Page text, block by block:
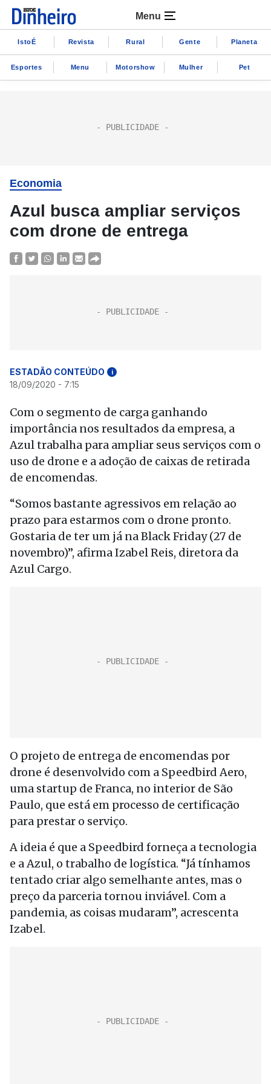
Menu
IstoÉ Revista Rural Gente Planeta
Esportes Menu Motorshow Mulher Pet
Economia
Azul busca ampliar serviços
com drone de entrega
ESTADÃO CONTEÚDO i
18/09/2020 - 7:15
Com o segmento de carga ganhando
importância nos resultados da empresa, a
Azul trabalha para ampliar seus serviços com o
uso de drone e a adoção de caixas de retirada
de encomendas.
“Somos bastante agressivos em relação ao
prazo para estarmos com o drone pronto.
Gostaria de ter um já na Black Friday (27 de
novembro)”, afirma Izabel Reis, diretora da
Azul Cargo.
O projeto de entrega de encomendas por
drone é desenvolvido com a Speedbird Aero,
uma startup de Franca, no interior de São
Paulo, que está em processo de certificação
para prestar o serviço.
A ideia é que a Speedbird forneça a tecnologia
e a Azul, o trabalho de logística. “Já tínhamos
tentado criar algo semelhante antes, mas o
preço da parceria tornou inviável. Com a
pandemia, as coisas mudaram”, acrescenta
Izabel.